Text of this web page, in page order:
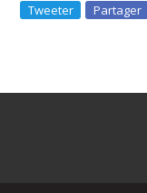
Tweeter Partager